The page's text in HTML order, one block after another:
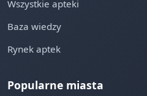
Wszystkie apteki
Baza wiedzy
Rynek aptek
Popularne miasta